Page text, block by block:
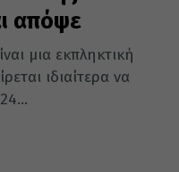
απόψε
μια εκπληκτική
ιδιαίτερα να